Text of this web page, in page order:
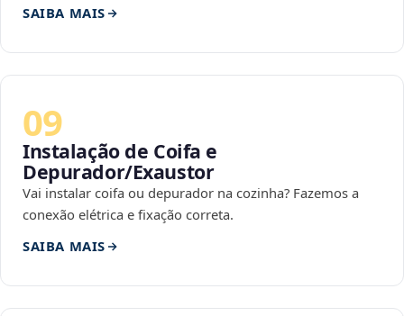
SAIBA MAIS
09
Instalação de Coifa e
Depurador/Exaustor
Vai instalar coifa ou depurador na cozinha? Fazemos a
conexão elétrica e fixação correta.
SAIBA MAIS